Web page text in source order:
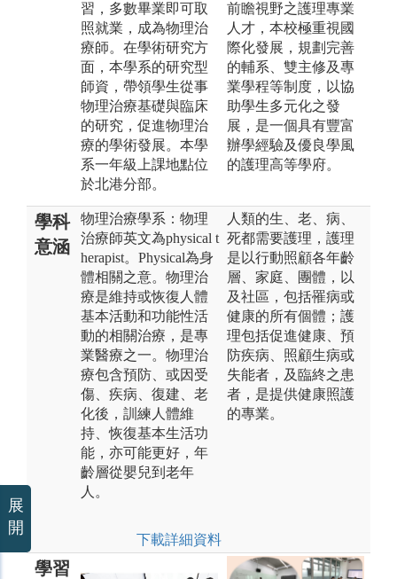
習，多數畢業即可取
照就業，成為物理治
療師。在學術研究方
面，本學系的研究型
師資，帶領學生從事
物理治療基礎與臨床
的研究，促進物理治
療的學術發展。本學
系一年級上課地點位
於北港分部。
前瞻視野之護理專業
人才，本校極重視國
際化發展，規劃完善
的輔系、雙主修及專
業學程等制度，以協
助學生多元化之發
展，是一個具有豐富
辦學經驗及優良學風
的護理高等學府。
學科
意涵
物理治療學系：物理
治療師英文為physical t
herapist。Physical為身
體相關之意。物理治
療是維持或恢復人體
基本活動和功能性活
動的相關治療，是專
業醫療之一。物理治
療包含預防、或因受
傷、疾病、復建、老
化後，訓練人體維
持、恢復基本生活功
能，亦可能更好，年
齡層從嬰兒到老年
人。
下載詳細資料
人類的生、老、病、
死都需要護理，護理
是以行動照顧各年齡
層、家庭、團體，以
及社區，包括罹病或
健康的所有個體；護
理包括促進健康、預
防疾病、照顧生病或
失能者，及臨終之患
者，是提供健康照護
的專業。
學習
展
開